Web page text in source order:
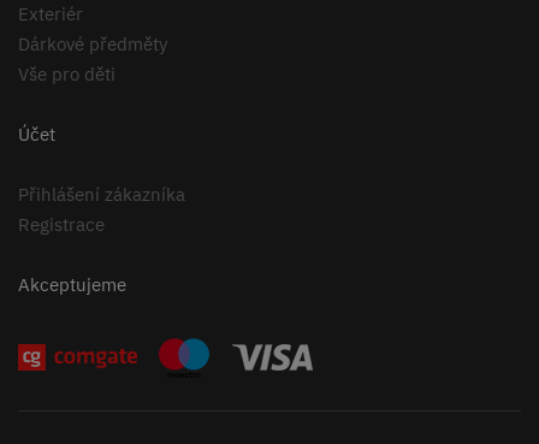
Exteriér
Dárkové předměty
Vše pro děti
Účet
Přihlášení zákazníka
Registrace
Akceptujeme